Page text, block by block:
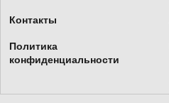
Контакты
Политика
конфиденциальности